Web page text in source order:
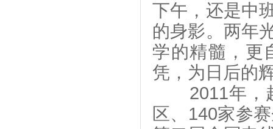
下午，还是中
的身影。两年
学的精髓，更
凭，为日后的
2011年，赵
区、140家参